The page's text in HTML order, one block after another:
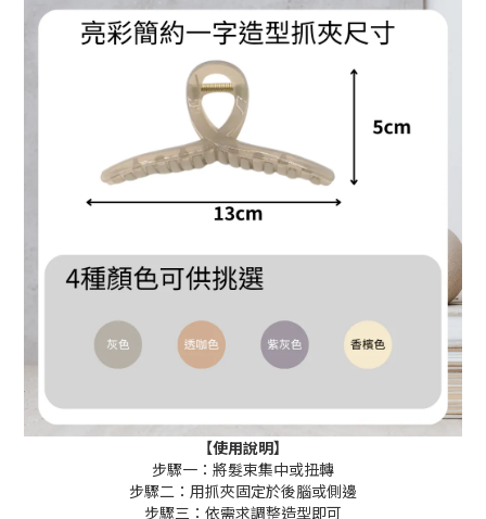
【使用說明】
步驟一：將髮束集中或扭轉
步驟二：用抓夾固定於後腦或側邊
步驟三：依需求調整造型即可